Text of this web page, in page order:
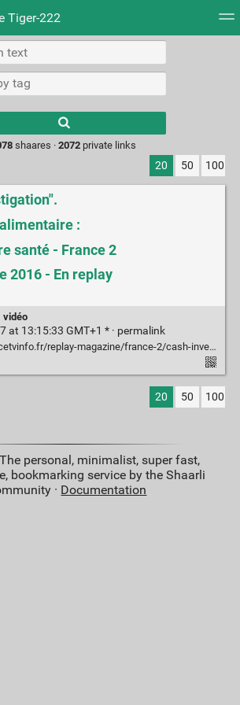
Tiger-222
wall
results.
shaares ·2072 private links
20 50 100
:
santé - France 2
2016 - En replay
vidéo
at 13:15:33 GMT+1 * · permalink
france-2/cash-investigation/cash-investigation-du-mardi-13-septembre-2016_1812999.html#xtref=acc_dir
20 50 100
The personal, minimalist, super fast,
bookmarking service by the Shaarli
· Documentation